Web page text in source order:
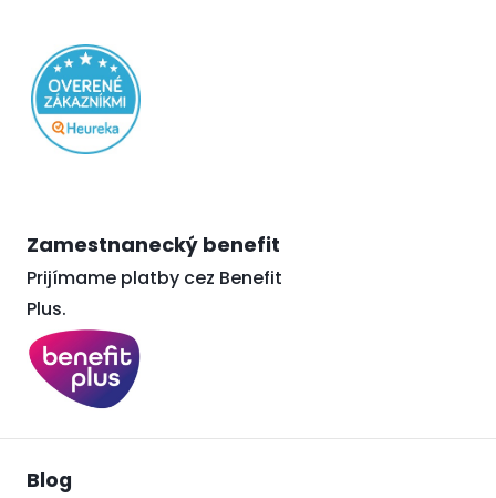
Zamestnanecký benefit
Prijímame platby cez Benefit
Plus.
Blog